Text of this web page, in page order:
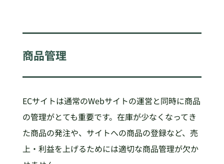
商品管理
ECサイトは通常のWebサイトの運営と同時に商品
の管理がとても重要です。在庫が少なくなってき
た商品の発注や、サイトへの商品の登録など、売
上・利益を上げるためには適切な商品管理が欠か